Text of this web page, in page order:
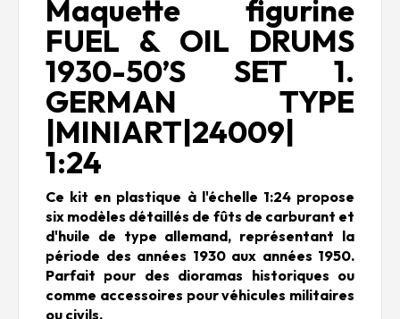
Maquette figurine
FUEL & OIL DRUMS
1930-50’S SET 1.
GERMAN TYPE
|MINIART|24009|
1:24
Ce kit en plastique à l'échelle 1:24 propose
six modèles détaillés de fûts de carburant et
d'huile de type allemand, représentant la
période des années 1930 aux années 1950.
Parfait pour des dioramas historiques ou
comme accessoires pour véhicules militaires
ou civils.